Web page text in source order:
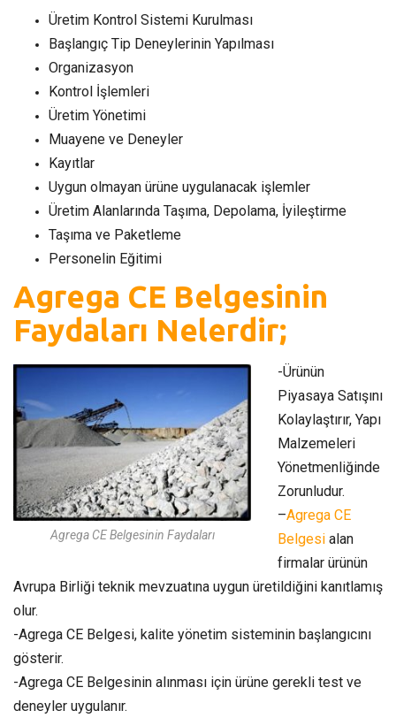
Üretim Kontrol Sistemi Kurulması
Başlangıç Tip Deneylerinin Yapılması
Organizasyon
Kontrol İşlemleri
Üretim Yönetimi
Muayene ve Deneyler
Kayıtlar
Uygun olmayan ürüne uygulanacak işlemler
Üretim Alanlarında Taşıma, Depolama, İyileştirme
Taşıma ve Paketleme
Personelin Eğitimi
Agrega CE Belgesinin
Faydaları Nelerdir;
Agrega CE Belgesinin Faydaları
-Ürünün
Piyasaya Satışını
Kolaylaştırır, Yapı
Malzemeleri
Yönetmenliğinde
Zorunludur.
–Agrega CE
Belgesi alan
firmalar ürünün
Avrupa Birliği teknik mevzuatına uygun üretildiğini kanıtlamış
olur.
-Agrega CE Belgesi, kalite yönetim sisteminin başlangıcını
gösterir.
-Agrega CE Belgesinin alınması için ürüne gerekli test ve
deneyler uygulanır.